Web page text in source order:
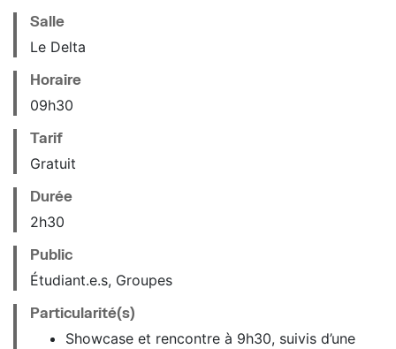
Salle
Le Delta
Horaire
09h30
Tarif
Gratuit
Durée
2h30
Public
Étudiant.e.s, Groupes
Particularité(s)
Showcase et rencontre à 9h30, suivis d’une